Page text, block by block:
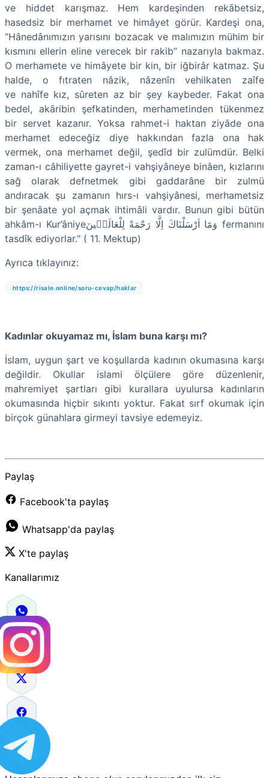
ve hiddet karışmaz. Hem kardeşinden rekābetsiz,
hasedsiz bir merhamet ve himâyet görür. Kardeşi ona,
“Hânedânımızın yarısını bozacak ve malımızın mühim bir
kısmını ellerin eline verecek bir rakib” nazarıyla bakmaz.
O merhamete ve himâyete bir kin, bir iğbirâr katmaz. Şu
halde, o fıtraten nâzik, nâzenîn vehilkaten zaîfe
ve nahîfe kız, sûreten az bir şey kaybeder. Fakat ona
bedel, akāribin şefkatinden, merhametinden tükenmez
bir servet kazanır. Yoksa rahmet-i haktan ziyâde ona
merhamet edeceğiz diye hakkından fazla ona hak
vermek, ona merhamet değil, şedîd bir zulümdür. Belki
zaman-ı câhiliyette gayret-i vahşiyâneye binâen, kızlarını
sağ olarak defnetmek gibi gaddarâne bir zulmü
andıracak şu zamanın hırs-ı vahşiyânesi, merhametsiz
bir şenâate yol açmak ihtimâli vardır. Bunun gibi bütün
ahkâm-ı Kur’âniyeوَمَٓا اَرْسَلْنَاكَ اِلَّا رَحْمَةً لِلْعَالَم۪ينَ fermanını
tasdîk ediyorlar." ( 11. Mektup)
Ayrıca tıklayınız:
https://risale.online/soru-cevap/haklar
Kadınlar okuyamaz mı, İslam buna karşı mı?
İslam, uygun şart ve koşullarda kadının okumasına karşı
değildir. Okullar islami ölçülere göre düzenlenir,
mahremiyet şartları gibi kurallara uyulursa kadınların
okumasında hiçbir sıkıntı yoktur. Fakat sırf okumak için
birçok günahlara girmeyi tavsiye edemeyiz.
Paylaş
Facebook'ta paylaş
Whatsapp'da paylaş
X'te paylaş
Kanallarımız